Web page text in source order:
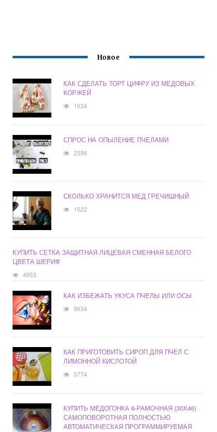
Новое
КАК СДЕЛАТЬ ТОРТ ЦИФРУ ИЗ МЕДОВЫХ
КОРЖЕЙ
1634
СПРОС НА ОПЫЛЕНИЕ ПЧЕЛАМИ
2396
СКОЛЬКО ХРАНИТСЯ МЕД ГРЕЧИШНЫЙ
1522
КУПИТЬ СЕТКА ЗАЩИТНАЯ ЛИЦЕВАЯ СМЕННАЯ БЕЛОГО
ЦВЕТА ШЕРИФ
4953
КАК ИЗБЕЖАТЬ УКУСА ПЧЕЛЫ ИЛИ ОСЫ
9634
КАК ПРИГОТОВИТЬ СИРОП ДЛЯ ПЧЕЛ С
ЛИМОННОЙ КИСЛОТОЙ
3774
КУПИТЬ МЕДОГОНКА 6-РАМОЧНАЯ (30Х46)
САМОПОВОРОТНАЯ ПОЛНОСТЬЮ
АВТОМАТИЧЕСКАЯ ПРОГРАММИРУЕМАЯ